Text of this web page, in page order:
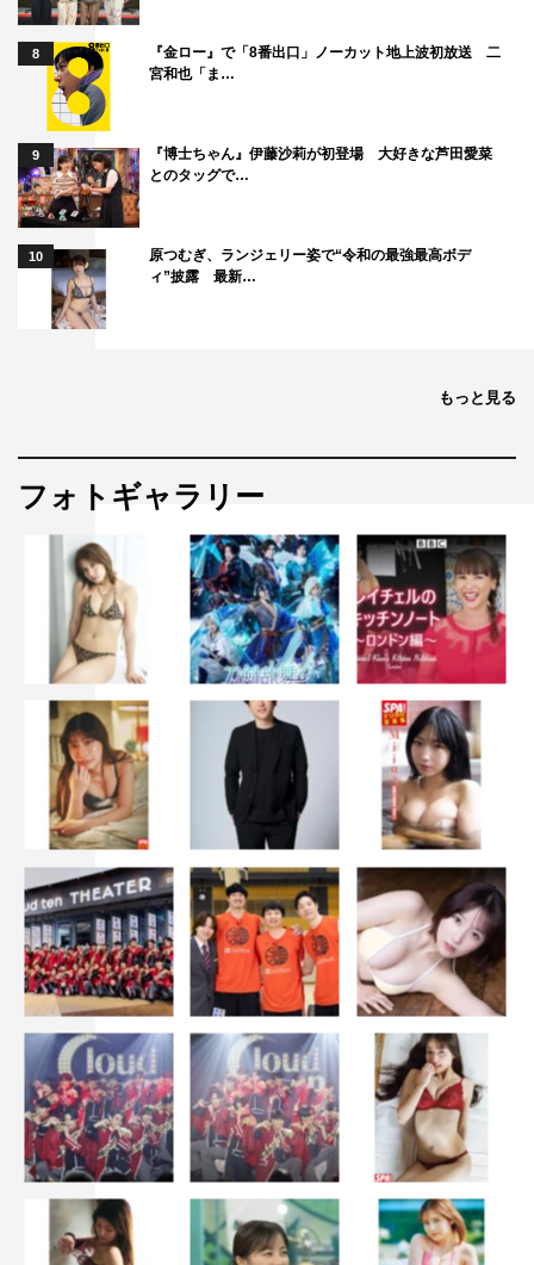
8
『金ロー』で「8番出口」ノーカット地上波初放送 二
宮和也「ま…
9
『博士ちゃん』伊藤沙莉が初登場 大好きな芦田愛菜
とのタッグで…
10
原つむぎ、ランジェリー姿で“令和の最強最高ボデ
ィ”披露 最新…
もっと見る
フォトギャラリー